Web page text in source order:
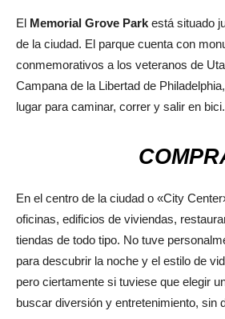
El Memorial Grove Park está situado
de la ciudad. El parque cuenta con
conmemorativos a los veteranos de
Campana de la Libertad de
lugar para caminar, correr y salir en bici.
En el centro de la ciudad o «City
oficinas, edificios de viviendas,
tiendas de todo tipo. No tuve
para descubrir la noche y el estilo de
pero ciertamente si tuviese que elegir
buscar diversión y entretenimiento, sin